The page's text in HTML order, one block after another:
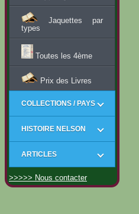
Jaquettes par
types
Toutes les 4ème
Prix des Livres
COLLECTIONS / PAYS
HISTOIRE NELSON
ARTICLES
>>>>> Nous contacter